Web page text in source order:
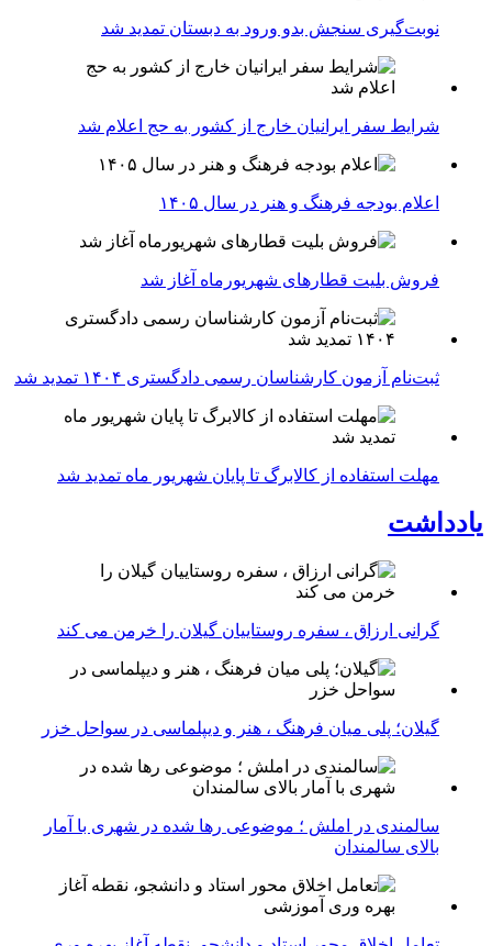
نوبت‌گیری سنجش بدو ورود به دبستان تمدید شد
شرایط سفر ایرانیان خارج از کشور به حج اعلام شد
اعلام بودجه فرهنگ و هنر در سال ۱۴۰۵
فروش بلیت قطارهای شهریورماه آغاز شد
ثبت‌نام آزمون کارشناسان رسمی دادگستری ۱۴۰۴ تمدید شد
مهلت استفاده از کالابرگ تا پایان شهریور ماه تمدید شد
یادداشت
گرانی ارزاق ، سفره روستاییان گیلان را خرمن می کند
گیلان؛ پلی میان فرهنگ ، هنر و دیپلماسی در سواحل خزر
سالمندی در املش ؛ موضوعی رها شده در شهری با آمار
بالای سالمندان